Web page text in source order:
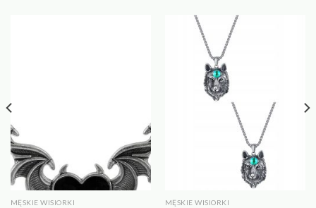
MĘSKIE WISIORKI MĘSKIE WISIORKI